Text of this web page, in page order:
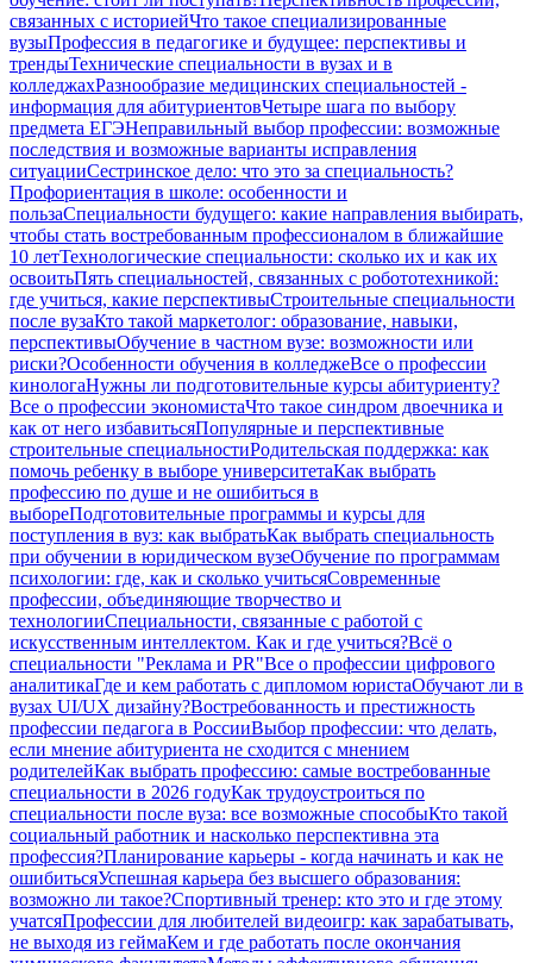
связанных с историейЧто такое специализированные
вузыПрофессия в педагогике и будущее: перспективы и
трендыТехнические специальности в вузах и в
колледжахРазнообразие медицинских специальностей -
информация для абитуриентовЧетыре шага по выбору
предмета ЕГЭНеправильный выбор профессии: возможные
последствия и возможные варианты исправления
ситуацииСестринское дело: что это за специальность?
Профориентация в школе: особенности и
пользаСпециальности будущего: какие направления выбирать,
чтобы стать востребованным профессионалом в ближайшие
10 летТехнологические специальности: сколько их и как их
освоитьПять специальностей, связанных с робототехникой:
где учиться, какие перспективыСтроительные специальности
после вузаКто такой маркетолог: образование, навыки,
перспективыОбучение в частном вузе: возможности или
риски?Особенности обучения в колледжеВсе о профессии
кинологаНужны ли подготовительные курсы абитуриенту?
Все о профессии экономистаЧто такое синдром двоечника и
как от него избавитьсяПопулярные и перспективные
строительные специальностиРодительская поддержка: как
помочь ребенку в выборе университетаКак выбрать
профессию по душе и не ошибиться в
выбореПодготовительные программы и курсы для
поступления в вуз: как выбратьКак выбрать специальность
при обучении в юридическом вузеОбучение по программам
психологии: где, как и сколько учитьсяСовременные
профессии, объединяющие творчество и
технологииСпециальности, связанные с работой с
искусственным интеллектом. Как и где учиться?Всё о
специальности "Реклама и PR"Все о профессии цифрового
аналитикаГде и кем работать с дипломом юристаОбучают ли в
вузах UI/UX дизайну?Востребованность и престижность
профессии педагога в РоссииВыбор профессии: что делать,
если мнение абитуриента не сходится с мнением
родителейКак выбрать профессию: самые востребованные
специальности в 2026 годуКак трудоустроиться по
специальности после вуза: все возможные способыКто такой
социальный работник и насколько перспективна эта
профессия?Планирование карьеры - когда начинать и как не
ошибитьсяУспешная карьера без высшего образования:
возможно ли такое?Спортивный тренер: кто это и где этому
учатсяПрофессии для любителей видеоигр: как зарабатывать,
не выходя из геймаКем и где работать после окончания